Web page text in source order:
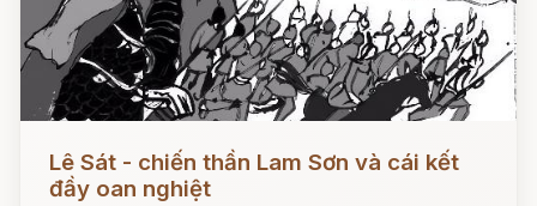
Lê Sát - chiến thần Lam Sơn và cái kết
đầy oan nghiệt